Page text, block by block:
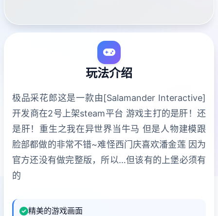
玩法介绍
极品采花郎这是一款由[Salamander Interactive]
开发商在2号上架steam平台 游戏主打的是肝！还
是肝！重生之我在异世界当牛马 但是人物建模跟
脸部都做的非常不错~难怪西门庆喜欢潘金莲 因为
官方还没有做完整版，所以…但该有的上堡必须有
的
精美的游戏画面